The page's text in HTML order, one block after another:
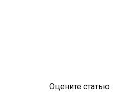
Оцените статью